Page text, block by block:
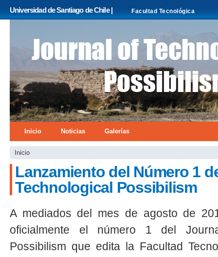
Universidad de Santiago de Chile | Facultad Tecnológica
Menú principal
Inicio Noticias Galerías
Se encuentra usted aquí
Inicio
Lanzamiento del Número 1
Technological Possibilism
A mediados del mes de agosto de
oficialmente el número 1 del
Possibilism que edita la Facultad